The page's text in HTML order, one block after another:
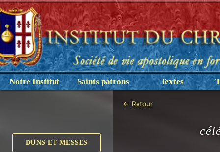
Notre Institut Saints patrons Textes
DONS ET MESSES
← Retour